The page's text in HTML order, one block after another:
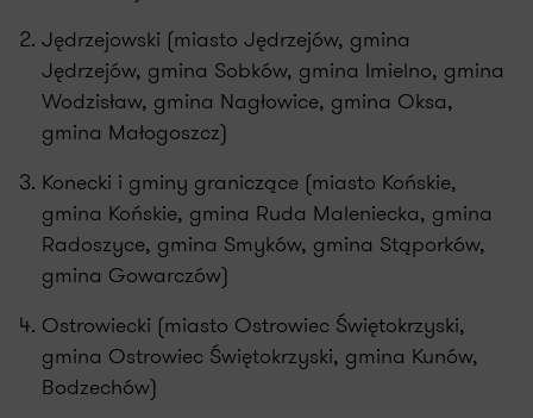
Jędrzejowski (miasto Jędrzejów, gmina
Jędrzejów, gmina Sobków, gmina Imielno, gmina
Wodzisław, gmina Nagłowice, gmina Oksa,
gmina Małogoszcz)
Konecki i gminy graniczące (miasto Końskie,
gmina Końskie, gmina Ruda Maleniecka, gmina
Radoszyce, gmina Smyków, gmina Stąporków,
gmina Gowarczów)
Ostrowiecki (miasto Ostrowiec Świętokrzyski,
gmina Ostrowiec Świętokrzyski, gmina Kunów,
Bodzechów)